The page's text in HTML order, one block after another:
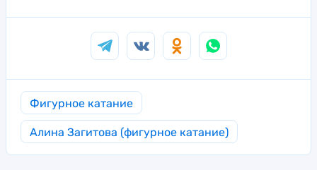
Фигурное катание
Алина Загитова (фигурное катание)